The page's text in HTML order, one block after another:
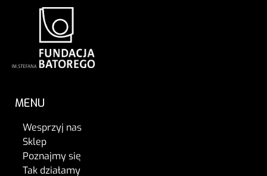
MENU
Wesprzyj nas
Sklep
Poznajmy się
Tak działamy